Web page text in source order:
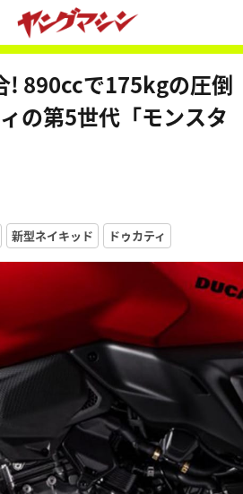
! 890ccで175kgの圧倒
の第5世代「モンスタ
新型ネイキッド ドゥカティ